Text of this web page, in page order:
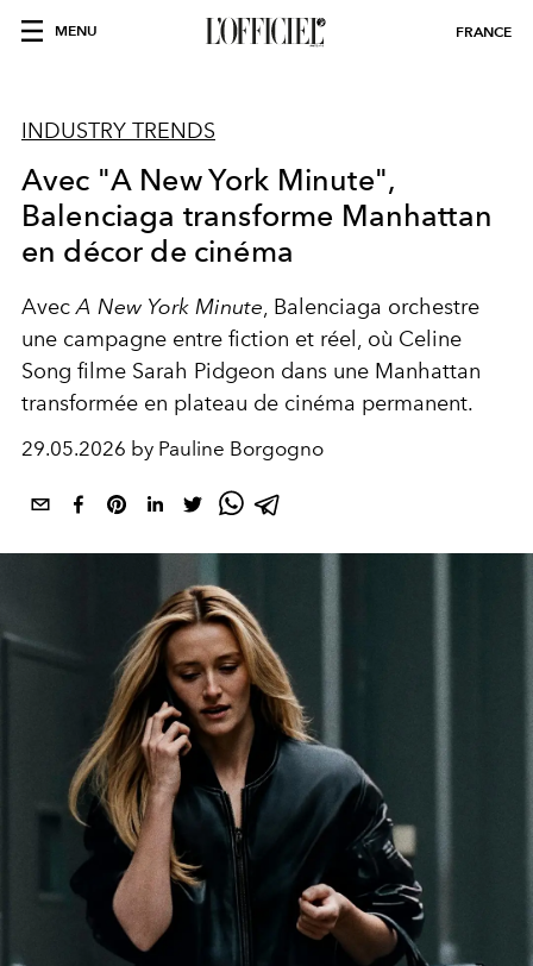
MENU FRANCE
INDUSTRY TRENDS
Avec "A New York Minute",
Balenciaga transforme Manhattan
en décor de cinéma
AvecA New York Minute, Balenciaga orchestre
une campagne entre fiction et réel, où Celine
Song filme Sarah Pidgeon dans une Manhattan
transformée en plateau de cinéma permanent.
29.05.2026 by Pauline Borgogno